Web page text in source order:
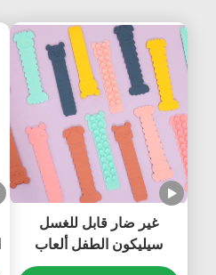
غير ضار قابل للغسل
سيليكون الطفل ألعاب
سيليكون غير سامة عملية